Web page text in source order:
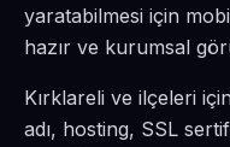
yaratabilmesi için
hazır ve kurumsal
Kırklareli ve ilçeleri
adı, hosting, SSL